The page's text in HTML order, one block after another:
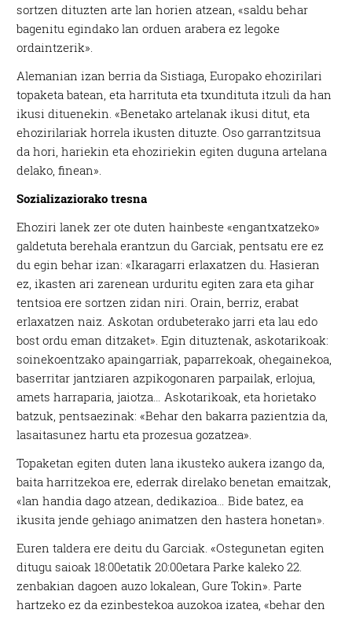
sortzen dituzten arte lan horien atzean, «saldu behar
bagenitu egindako lan orduen arabera ez legoke
ordaintzerik».
Alemanian izan berria da Sistiaga, Europako ehozirilari
topaketa batean, eta harrituta eta txundituta itzuli da han
ikusi dituenekin. «Benetako artelanak ikusi ditut, eta
ehozirilariak horrela ikusten dituzte. Oso garrantzitsua
da hori, hariekin eta ehoziriekin egiten duguna artelana
delako, finean».
Sozializaziorako tresna
Ehoziri lanek zer ote duten hainbeste «engantxatzeko»
galdetuta berehala erantzun du Garciak, pentsatu ere ez
du egin behar izan: «Ikaragarri erlaxatzen du. Hasieran
ez, ikasten ari zarenean urduritu egiten zara eta gihar
tentsioa ere sortzen zidan niri. Orain, berriz, erabat
erlaxatzen naiz. Askotan ordubeterako jarri eta lau edo
bost ordu eman ditzaket». Egin dituztenak, askotarikoak:
soinekoentzako apaingarriak, paparrekoak, ohegainekoa,
baserritar jantziaren azpikogonaren parpailak, erlojua,
amets harraparia, jaiotza… Askotarikoak, eta horietako
batzuk, pentsaezinak: «Behar den bakarra pazientzia da,
lasaitasunez hartu eta prozesua gozatzea».
Topaketan egiten duten lana ikusteko aukera izango da,
baita harritzekoa ere, ederrak direlako benetan emaitzak,
«lan handia dago atzean, dedikazioa… Bide batez, ea
ikusita jende gehiago animatzen den hastera honetan».
Euren taldera ere deitu du Garciak. «Ostegunetan egiten
ditugu saioak 18:00etatik 20:00etara Parke kaleko 22.
zenbakian dagoen auzo lokalean, Gure Tokin». Parte
hartzeko ez da ezinbestekoa auzokoa izatea, «behar den